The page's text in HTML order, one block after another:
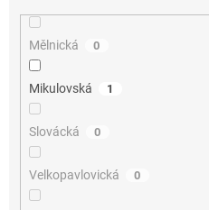
Mělnická 0
Mikulovská 1
Slovácká 0
Velkopavlovická 0